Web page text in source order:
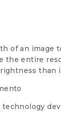
of an image
entire
than